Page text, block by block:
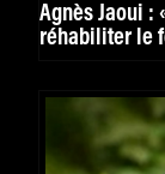
Agnès Jaoui :
réhabiliter le